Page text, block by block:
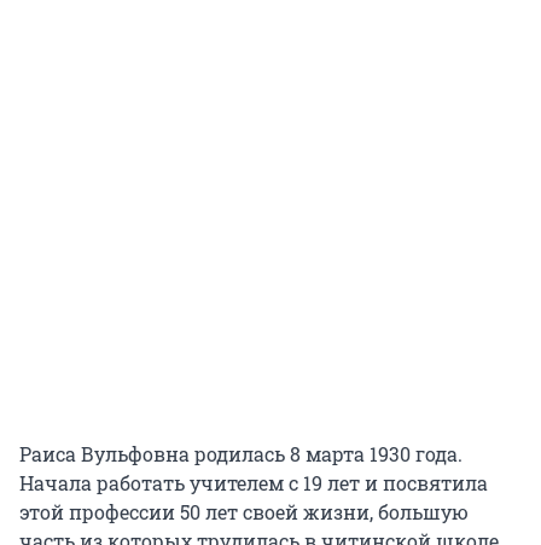
Раиса Вульфовна родилась 8 марта 1930 года.
Начала работать учителем с 19 лет и посвятила
этой профессии 50 лет своей жизни, большую